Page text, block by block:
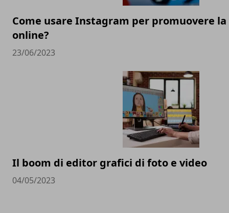
Come usare Instagram per promuovere
online?
23/06/2023
Il boom di editor grafici di foto e video
04/05/2023